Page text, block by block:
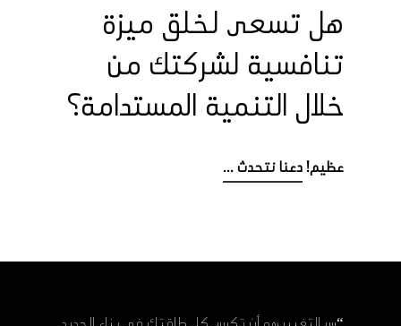
هل تسعى لخلق ميزة
تنافسية لشركتك من
خلال التنمية المستدامة؟
عظيم!دعنا نتحدث ...